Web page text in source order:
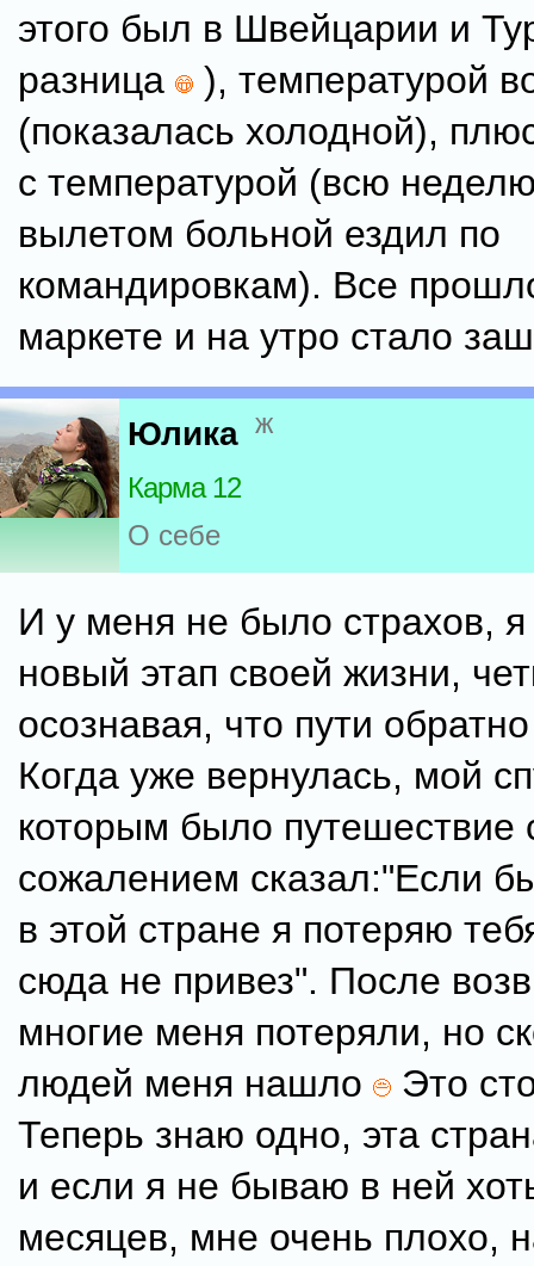
этого был в Швейцарии и
разница
), температурой
(показалась холодной),
с температурой (всю
вылетом больной ездил по
командировкам). Все
маркете и на утро стало
Юлика ж
Карма 12
О себе
И у меня не было страхов,
новый этап своей жизни,
осознавая, что пути
Когда уже вернулась, мой
которым было путешествие
сожалением сказал:"Если
в этой стране я потеряю
сюда не привез". После
многие меня потеряли, но
людей меня нашло
Это
Теперь знаю одно, эта
и если я не бываю в ней
месяцев, мне очень плохо,